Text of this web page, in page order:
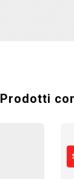
Prodotti